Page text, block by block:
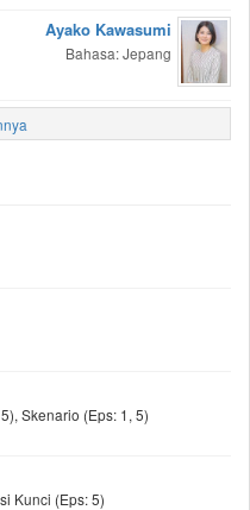
Ayako Kawasumi
Bahasa: Jepang
Skenario (Eps: 1, 5)
Kunci (Eps: 5)